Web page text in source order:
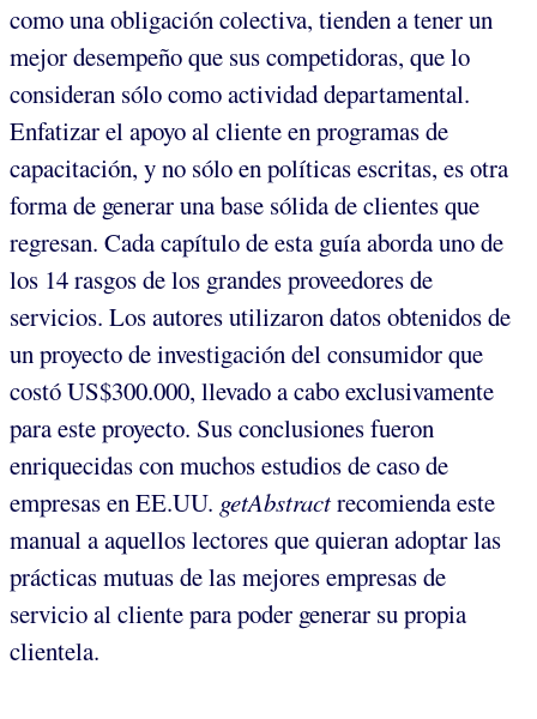
como una obligación colectiva, tienden a tener un
mejor desempeño que sus competidoras, que lo
consideran sólo como actividad departamental.
Enfatizar el apoyo al cliente en programas de
capacitación, y no sólo en políticas escritas, es otra
forma de generar una base sólida de clientes que
regresan. Cada capítulo de esta guía aborda uno de
los 14 rasgos de los grandes proveedores de
servicios. Los autores utilizaron datos obtenidos de
un proyecto de investigación del consumidor que
costó US$300.000, llevado a cabo exclusivamente
para este proyecto. Sus conclusiones fueron
enriquecidas con muchos estudios de caso de
empresas en EE.UU. getAbstractrecomienda este
manual a aquellos lectores que quieran adoptar las
prácticas mutuas de las mejores empresas de
servicio al cliente para poder generar su propia
clientela.